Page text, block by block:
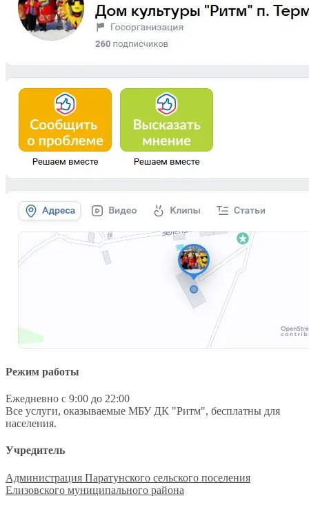
Режим работы
Ежедневно с 9:00 до 22:00
Все услуги, оказываемые МБУ ДК "Ритм", бесплатны для
населения.
Учредитель
Администрация Паратунского сельского поселения
Елизовского муниципального района